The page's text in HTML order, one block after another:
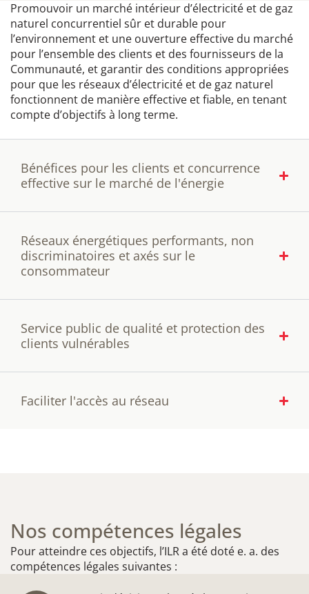
Promouvoir un marché intérieur d’électricité et de gaz
naturel concurrentiel sûr et durable pour
l’environnement et une ouverture effective du marché
pour l’ensemble des clients et des fournisseurs de la
Communauté, et garantir des conditions appropriées
pour que les réseaux d’électricité et de gaz naturel
fonctionnent de manière effective et fiable, en tenant
compte d’objectifs à long terme.
Bénéfices pour les clients et concurrence
effective sur le marché de l'énergie
Réseaux énergétiques performants, non
discriminatoires et axés sur le
consommateur
Service public de qualité et protection des
clients vulnérables
Faciliter l'accès au réseau
Nos compétences légales
Pour atteindre ces objectifs, l’ILR a été doté e. a. des
compétences légales suivantes :